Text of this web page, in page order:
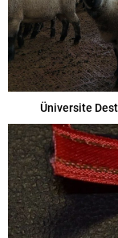
Üniversite